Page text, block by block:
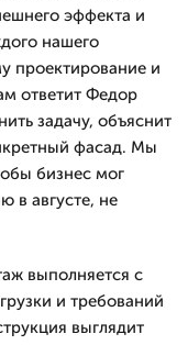
эффекта и
нашего
проектирование и
ответит Федор
задачу, объяснит
фасад. Мы
бизнес мог
в августе, не
выполняется с
и требований
выглядит